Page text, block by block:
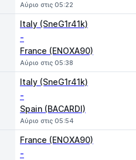
Αύριο στις 05:22
Italy (SneG1r41k)
-
France (ENOXA90)
Αύριο στις 05:38
Italy (SneG1r41k)
-
Spain (BACARDI)
Αύριο στις 05:54
France (ENOXA90)
-